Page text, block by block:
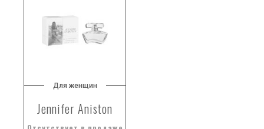
Для женщин
Jennifer Aniston